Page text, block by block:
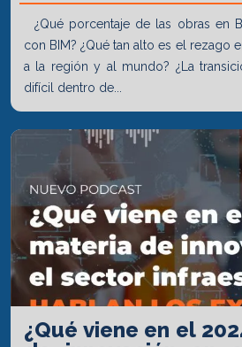
¿Qué porcentaje de las obras en
con BIM? ¿Qué tan alto es el rezago
a la región y al mundo? ¿La
difícil dentro de...
¿Qué viene en el